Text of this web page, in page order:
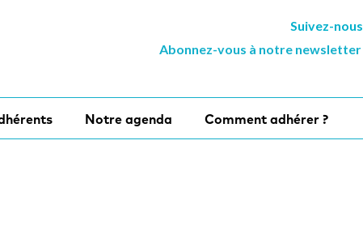
Suivez-nous
Abonnez-vous à notre newsletter
Notre agenda Comment adhérer ?